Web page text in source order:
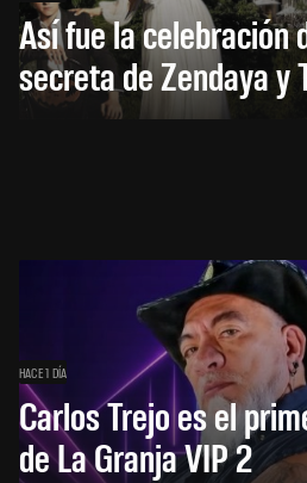
Así fue la celebración
secreta de Zendaya y
HACE 1 DÍA
Carlos Trejo es el
de La Granja VIP 2